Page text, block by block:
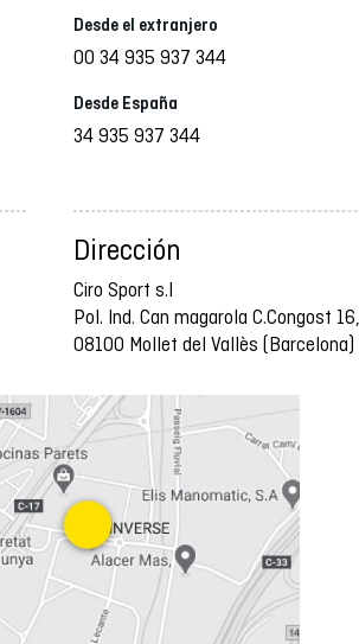
Desde el extranjero
00 34 935 937 344
Desde España
34 935 937 344
Dirección
Ciro Sport s.l
Pol. Ind. Can magarola C.Congost
08100 Mollet del Vallès (Barcelona)